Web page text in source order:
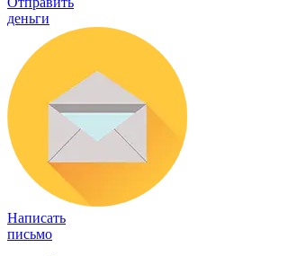
деньги
Написать
письмо